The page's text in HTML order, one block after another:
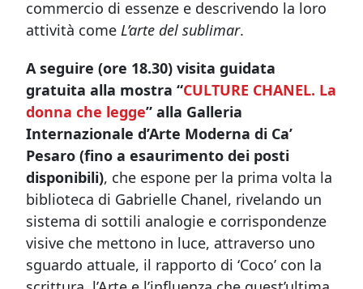
commercio di essenze e descrivendo la loro
attività come L’arte del sublimar.
A seguire (ore 18.30) visita guidata
gratuita alla mostra “CULTURE CHANEL. La
donna che legge” alla Galleria
Internazionale d’Arte Moderna di Ca’
Pesaro (fino a esaurimento dei posti
disponibili), che espone per la prima volta la
biblioteca di Gabrielle Chanel, rivelando un
sistema di sottili analogie e corrispondenze
visive che mettono in luce, attraverso uno
sguardo attuale, il rapporto di ‘Coco’ con la